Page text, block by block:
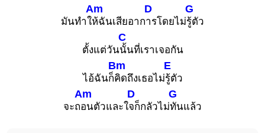
มันทำใ
Am
ห้ฉันเสียอาก
D
ารโดยไม่
G
รู้ตัว
ตั้งแต่วัน
C
นั้นที่เราเจอกัน
ไอ้ฉันก็
Bm
คิดถึงเธอไม่
E
รู้ตัว
จะถ
Am
อนตัวและใ
D
จก็กลัวไม่
G
ทันแล้ว